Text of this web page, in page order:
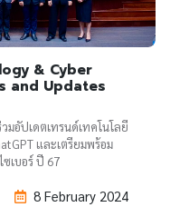
& Cyber
and Updates
มอัปเดตเทรนด์เทคโนโลยี
และเตรียมพร้อม
เบอร์ ปี 67
8 February 2024